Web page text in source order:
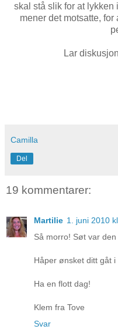
skal stå slik for at lykken
mener det motsatte,
Lar
Camilla
Del
19 kommentarer:
Martilie 1. juni 2010
Så morro! Søt var den
Håper ønsket ditt gåt i
Ha en flott dag!
Klem fra Tove
Svar